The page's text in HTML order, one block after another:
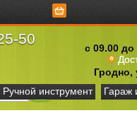
с 09.00 до
Гродно,
50
Ручной инструмент Гараж